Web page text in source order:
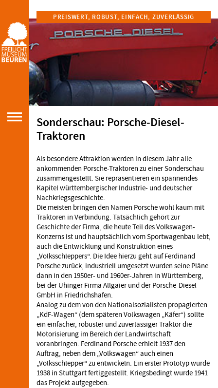
PREISWERT, ROBUST, EINFACH, ZUVERLÄSSIG
Sonderschau: Porsche-Diesel-
Traktoren
Als besondere Attraktion werden in diesem Jahr alle
ankommenden Porsche-Traktoren zu einer Sonderschau
zusammengestellt. Sie repräsentieren ein spannendes
Kapitel württembergischer Industrie- und deutscher
Nachkriegsgeschichte.
Die meisten bringen den Namen Porsche wohl kaum mit
Traktoren in Verbindung. Tatsächlich gehört zur
Geschichte der Firma, die heute Teil des Volkswagen-
Konzerns ist und hauptsächlich vom Sportwagenbau lebt,
auch die Entwicklung und Konstruktion eines
„Volksschleppers“. Die Idee hierzu geht auf Ferdinand
Porsche zurück, industriell umgesetzt wurden seine Pläne
dann in den 1950er- und 1960er-Jahren in Württemberg,
bei der Uhinger Firma Allgaier und der Porsche-Diesel
GmbH in Friedrichshafen.
Analog zu dem von den Nationalsozialisten propagierten
„KdF-Wagen“ (dem späteren Volkswagen „Käfer“) sollte
ein einfacher, robuster und zuverlässiger Traktor die
Motorisierung im Bereich der Landwirtschaft
voranbringen. Ferdinand Porsche erhielt 1937 den
Auftrag, neben dem „Volkswagen“ auch einen
„Volksschlepper“ zu entwickeln. Ein erster Prototyp wurde
1938 in Stuttgart fertiggestellt. Kriegsbedingt wurde 1941
das Projekt aufgegeben.